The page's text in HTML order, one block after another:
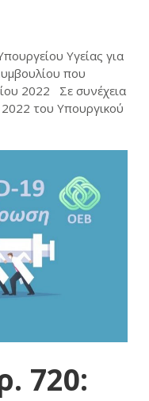
Υγείας για
που
2022 Σε συνέχεια
του Υπουργικού
720: